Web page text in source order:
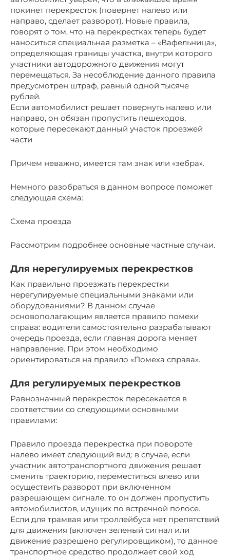
покинет перекресток (повернет налево или
направо, сделает разворот). Новые правила,
говорят о том, что на перекрестках теперь будет
наноситься специальная разметка – «Вафельница»,
определяющая границы участка, внутри которого
участники автодорожного движения могут
перемещаться. За несоблюдение данного правила
предусмотрен штраф, равный одной тысяче
рублей.
Если автомобилист решает повернуть налево или
направо, он обязан пропустить пешеходов,
которые пересекают данный участок проезжей
части
Причем неважно, имеется там знак или «зебра».
Немного разобраться в данном вопросе поможет
следующая схема:
Схема проезда
Рассмотрим подробнее основные частные случаи.
Для нерегулируемых перекрестков
Как правильно проезжать перекрестки
нерегулируемые специальными знаками или
оборудованиями? В данном случае
основополагающим является правило помехи
справа: водители самостоятельно разрабатывают
очередь проезда, если главная дорога меняет
направление. При этом необходимо
ориентироваться на правило «Помеха справа».
Для регулируемых перекрестков
Равнозначный перекресток пересекается в
соответствии со следующими основными
правилами:
Правило проезда перекрестка при повороте
налево имеет следующий вид: в случае, если
участник автотранспортного движения решает
сменить траекторию, переместиться влево или
осуществить разворот при включенном
разрешающем сигнале, то он должен пропустить
автомобилистов, идущих по встречной полосе.
Если для трамвая или троллейбуса нет препятствий
для движения (включен зеленый сигнал или
движение разрешено регулировщиком), то данное
транспортное средство продолжает свой ход